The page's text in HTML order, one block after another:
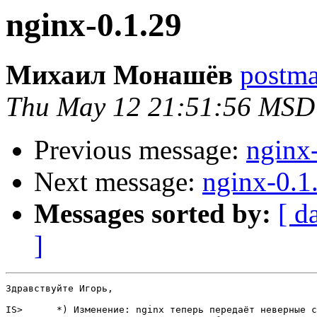
nginx-0.1.29
Михаил Монашёв
Thu May 12 21:51:56
Previous message:
Next message: nginx-
Messages sorted by: [
]
Здравствуйте Игорь,
IS>      *) Изменение: nginx теперь передаёт неверные